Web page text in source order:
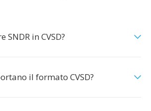
SNDR in CVSD?
il formato CVSD?